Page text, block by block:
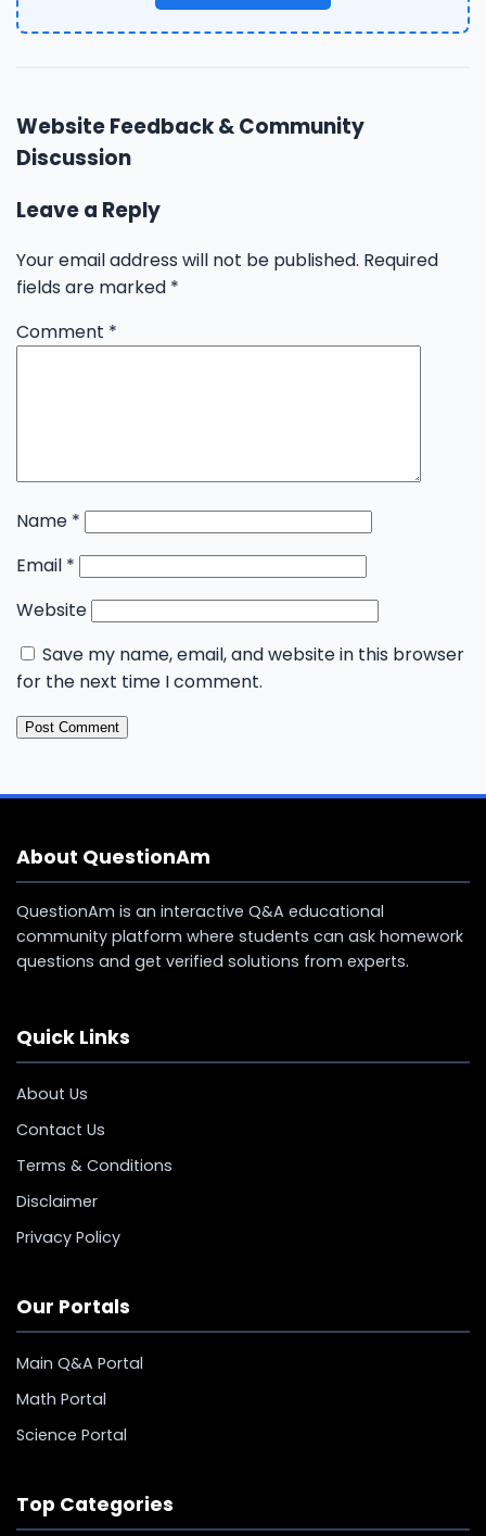
Website Feedback & Community
Discussion
Leave a Reply
Your email address will not be published. Required
fields are marked *
Comment *
Name *
Email *
Website
Save my name, email, and website in this browser
for the next time I comment.
About QuestionAm
QuestionAm is an interactive Q&A educational
community platform where students can ask homework
questions and get verified solutions from experts.
Quick Links
About Us
Contact Us
Terms & Conditions
Disclaimer
Privacy Policy
Our Portals
Main Q&A Portal
Math Portal
Science Portal
Top Categories